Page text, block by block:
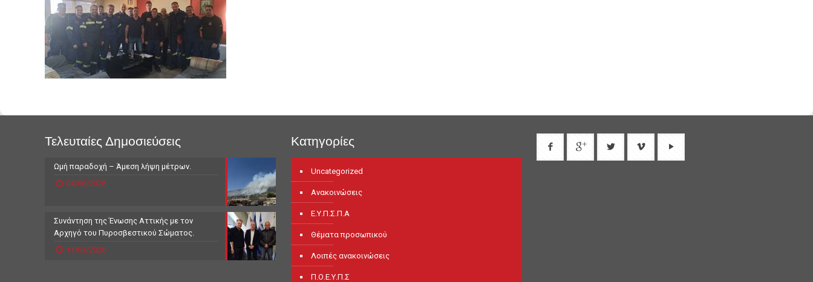
Τελευταίες Δημοσιεύσεις
Ωμή παραδοχή – Άμεση λήψη μέτρων.
04/06/2026
Συνάντηση της Ένωσης Αττικής με τον
Αρχηγό του Πυροσβεστικού Σώματος.
11/03/2026
Κατηγορίες
Uncategorized
Ανακοινώσεις
Ε.Υ.Π.Σ.Π.Α
Θέματα προσωπικού
Λοιπές ανακοινώσεις
Π.Ο.Ε.Υ.Π.Σ